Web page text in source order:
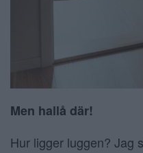
Men hallå där!
Hur ligger luggen? Jag